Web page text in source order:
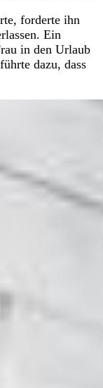
forderte ihn
Ein
in den Urlaub
dazu, dass